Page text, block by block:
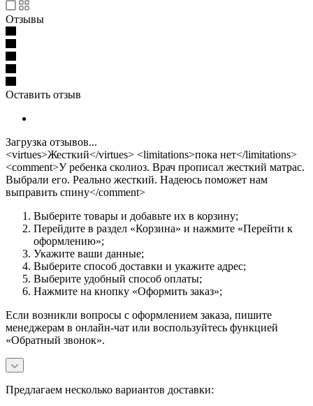
Отзывы
Оставить отзыв
Загрузка отзывов...
<virtues>Жесткий</virtues> <limitations>пока нет</limitations>
<comment>У ребенка сколиоз. Врач прописал жесткий матрас.
Выбрали его. Реально жесткий. Надеюсь поможет нам
выправить спину</comment>
Выберите товары и добавьте их в корзину;
Перейдите в раздел «Корзина» и нажмите «Перейти к
оформлению»;
Укажите ваши данные;
Выберите способ доставки и укажите адрес;
Выберите удобный способ оплаты;
Нажмите на кнопку «Оформить заказ»;
Если возникли вопросы с оформлением заказа, пишите
менеджерам в онлайн-чат или воспользуйтесь функцией
«Обратный звонок».
Предлагаем несколько вариантов доставки: